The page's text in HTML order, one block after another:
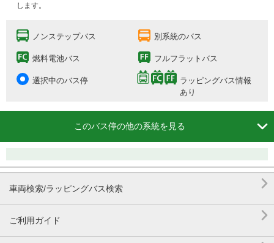
します。
ノンステップバス 別系統のバス
燃料電池バス フルフラットバス
選択中のバス停
ラッピングバス情報
あり
このバス停の他の系統を見る 
車両検索/ラッピングバス検索 
ご利用ガイド
